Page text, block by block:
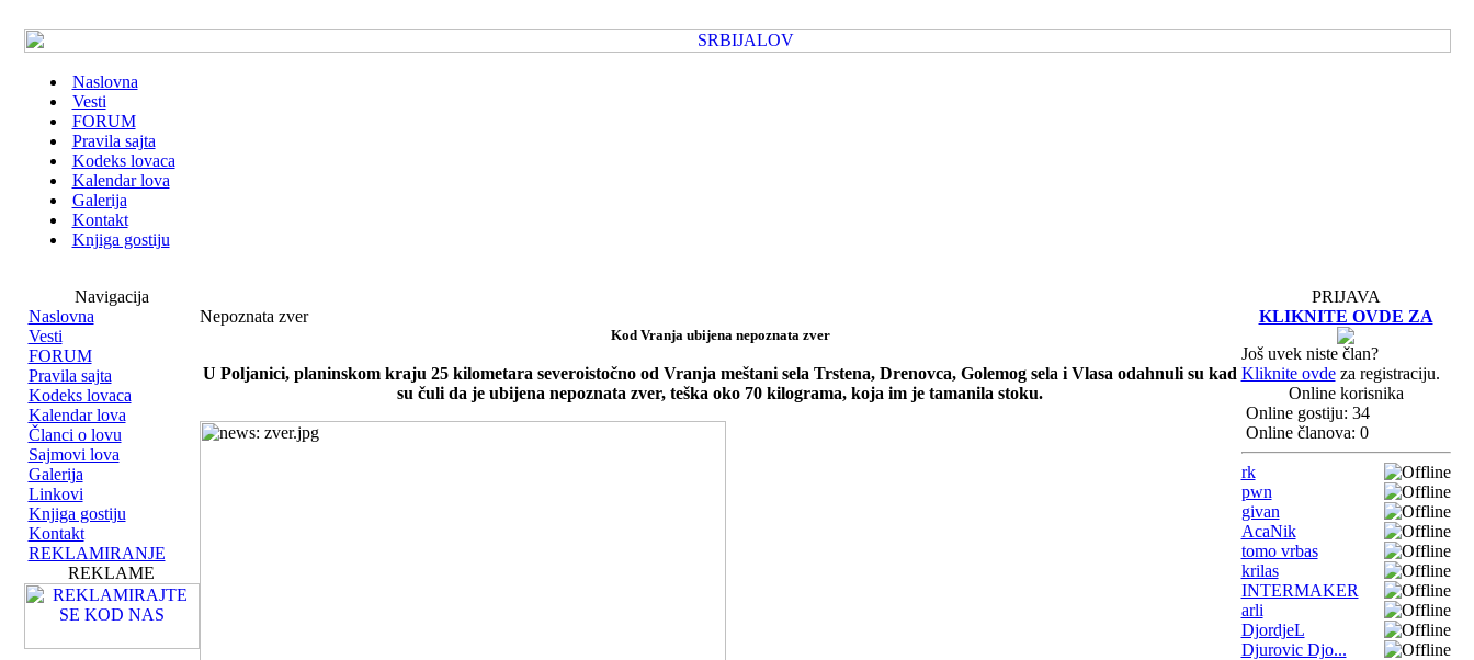
Naslovna
Vesti
FORUM
Pravila sajta
Kodeks lovaca
Kalendar lova
Galerija
Kontakt
Knjiga gostiju
Navigacija
Naslovna
Vesti
FORUM
Pravila sajta
Kodeks lovaca
Kalendar lova
Članci o lovu
Sajmovi lova
Galerija
Linkovi
Knjiga gostiju
Kontakt
REKLAMIRANJE
REKLAME
Nepoznata zver
Kod Vranja ubijena nepoznata zver
U Poljanici, planinskom kraju 25 kilometara severoistočno od Vranja meštani sela Trstena, Drenovca, Golemog sela i Vlasa odahnuli su kad
su čuli da je ubijena nepoznata zver, teška oko 70 kilograma, koja im je tamanila stoku.
PRIJAVA
KLIKNITE OVDE ZA
Još uvek niste član?
Kliknite ovdeza registraciju.
Online korisnika
Online gostiju: 34
Online članova: 0
rk
pwn
givan
AcaNik
tomo vrbas
krilas
INTERMAKER
arli
DjordjeL
Djurovic Djo...